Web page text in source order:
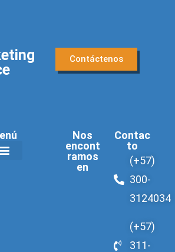
Contáctenos
Nos
encont
ramos
en
Contac
to
(+57)
300-
3124034
(+57)
311-